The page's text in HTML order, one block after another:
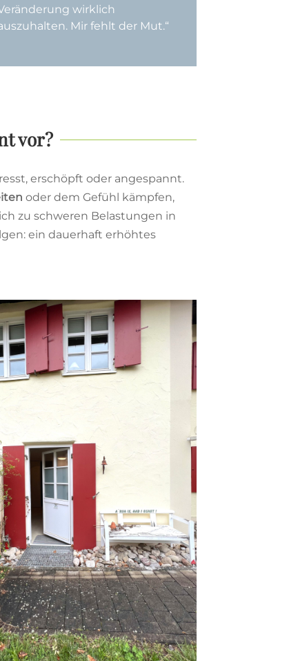
wirklich
Mir fehlt der Mut.“
vor?
erschöpft oder angespannt.
oder dem Gefühl kämpfen,
zu schweren Belastungen in
ein dauerhaft erhöhtes